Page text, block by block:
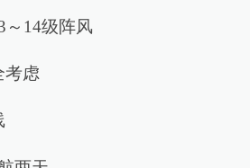
～14级阵风
考虑